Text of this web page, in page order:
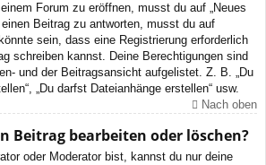
Forum zu eröffnen, musst du auf „Neues
Beitrag zu antworten, musst du auf
sein, dass eine Registrierung erforderlich
schreiben kannst. Deine Berechtigungen sind
und der Beitragsansicht aufgelistet. Z. B. „Du
„Du darfst Dateianhänge erstellen“ usw.
Nach oben
Beitrag bearbeiten oder löschen?
oder Moderator bist, kannst du nur deine